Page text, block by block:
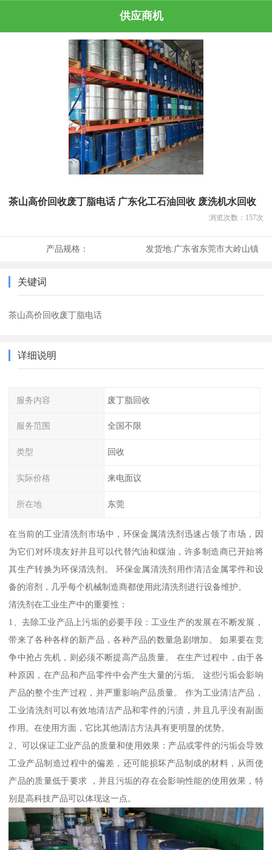
供应商机
茶山高价回收废丁脂电话 广东化工石油回收 废洗机水回收
浏览次数： 157次
产品规格： 发货地:广东省东莞市大岭山镇
关键词
茶山高价回收废丁脂电话
详细说明
服务内容 废丁脂回收
服务范围 全国不限
类型 回收
实际价格 来电面议
所在地 东莞
在当前的工业清洗剂市场中，环保金属清洗剂迅速占领了市场，因
为它们对环境友好并且可以代替汽油和煤油，许多制造商已开始将
其生产转换为环保清洗剂。 环保金属清洗剂用作清洁金属零件和设
备的溶剂，几乎每个机械制造商都使用此清洗剂进行设备维护。
清洗剂在工业生产中的重要性：
1、去除工业产品上污垢的必要手段：工业生产的发展在不断发展，
带来了各种各样的新产品，各种产品的数量急剧增加。 如果要在竞
争中抢占先机，则必须不断提高产品质量。 在生产过程中，由于各
种原因，在产品和产品零件中会产生大量的污垢。 这些污垢会影响
产品的整个生产过程，并严重影响产品质量。 作为工业清洁产品，
工业清洗剂可以有效地清洁产品和零件的污渍，并且几乎没有副面
作用。在使用方面，它比其他清洁方法具有更明显的优势。
2、可以保证工业产品的质量和使用效果：产品或零件的污垢会导致
工业产品制造过程中的偏差，还可能损坏产品制成的材料，从而使
产品的质量低于要求 ，并且污垢的存在会影响性能的使用效果，特
别是高科技产品可以体现这一点。